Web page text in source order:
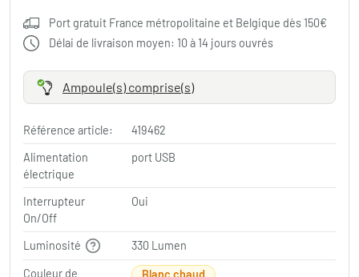
Port gratuit France métropolitaine et Belgique dès 150€
Délai de livraison moyen: 10 à 14 jours ouvrés
Ampoule(s) comprise(s)
Référence article:
419462
Alimentation
électrique
port USB
Interrupteur
On/Off
Oui
Luminosité 330 Lumen
Couleur de